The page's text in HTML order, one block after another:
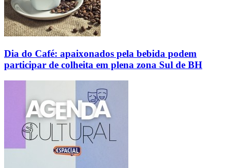
Dia do Café: apaixonados pela bebida podem
participar de colheita em plena zona Sul de BH